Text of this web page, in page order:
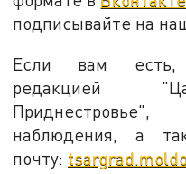
подписывайте на
Если вам
редакцией
наблюдения, а
почту: